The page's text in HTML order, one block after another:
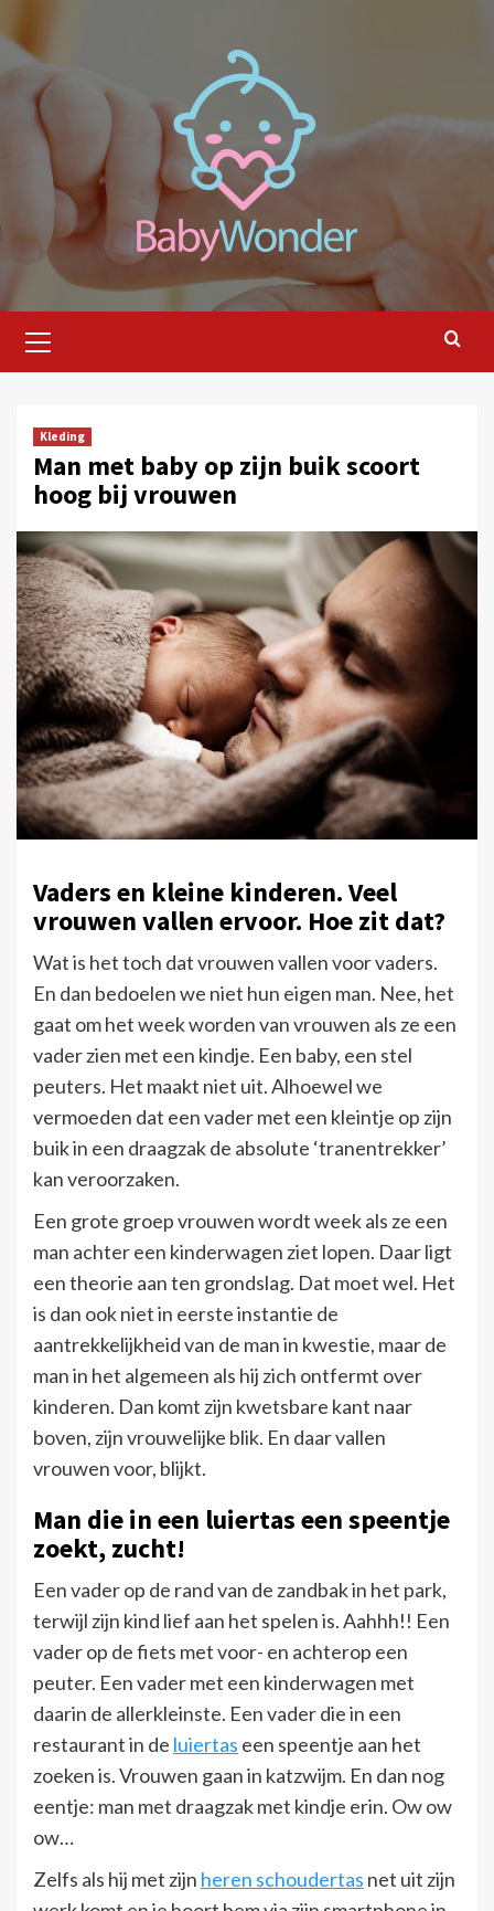
naar
de
inhoud
menu
Kleding
Man met baby op zijn buik scoort
hoog bij vrouwen
Vaders en kleine kinderen. Veel
vrouwen vallen ervoor. Hoe zit dat?
Wat is het toch dat vrouwen vallen voor vaders.
En dan bedoelen we niet hun eigen man. Nee, het
gaat om het week worden van vrouwen als ze een
vader zien met een kindje. Een baby, een stel
peuters. Het maakt niet uit. Alhoewel we
vermoeden dat een vader met een kleintje op zijn
buik in een draagzak de absolute ‘tranentrekker’
kan veroorzaken.
Een grote groep vrouwen wordt week als ze een
man achter een kinderwagen ziet lopen. Daar ligt
een theorie aan ten grondslag. Dat moet wel. Het
is dan ook niet in eerste instantie de
aantrekkelijkheid van de man in kwestie, maar de
man in het algemeen als hij zich ontfermt over
kinderen. Dan komt zijn kwetsbare kant naar
boven, zijn vrouwelijke blik. En daar vallen
vrouwen voor, blijkt.
Man die in een luiertas een speentje
zoekt, zucht!
Een vader op de rand van de zandbak in het park,
terwijl zijn kind lief aan het spelen is. Aahhh!! Een
vader op de fiets met voor- en achterop een
peuter. Een vader met een kinderwagen met
daarin de allerkleinste. Een vader die in een
restaurant in de luiertas een speentje aan het
zoeken is. Vrouwen gaan in katzwijm. En dan nog
eentje: man met draagzak met kindje erin. Ow ow
ow…
Zelfs als hij met zijn heren schoudertas net uit zijn